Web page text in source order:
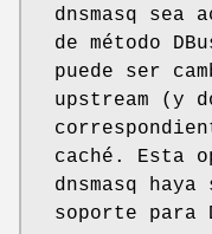
dnsmasq sea
de método
puede ser
upstream (y
caché. Esta
dnsmasq
soporte para